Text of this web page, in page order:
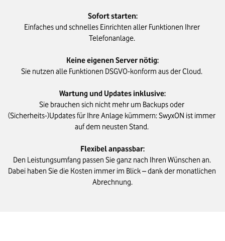
Sofort starten:
Einfaches und schnelles Einrichten aller Funktionen Ihrer
Telefonanlage.
Keine eigenen Server nötig:
Sie nutzen alle Funktionen DSGVO-konform aus der Cloud.
Wartung und Updates inklusive:
Sie brauchen sich nicht mehr um Backups oder
(Sicherheits-)Updates für Ihre Anlage kümmern: SwyxON ist immer
auf dem neusten Stand.
Flexibel anpassbar:
Den Leistungsumfang passen Sie ganz nach Ihren Wünschen an.
Dabei haben Sie die Kosten immer im Blick – dank der monatlichen